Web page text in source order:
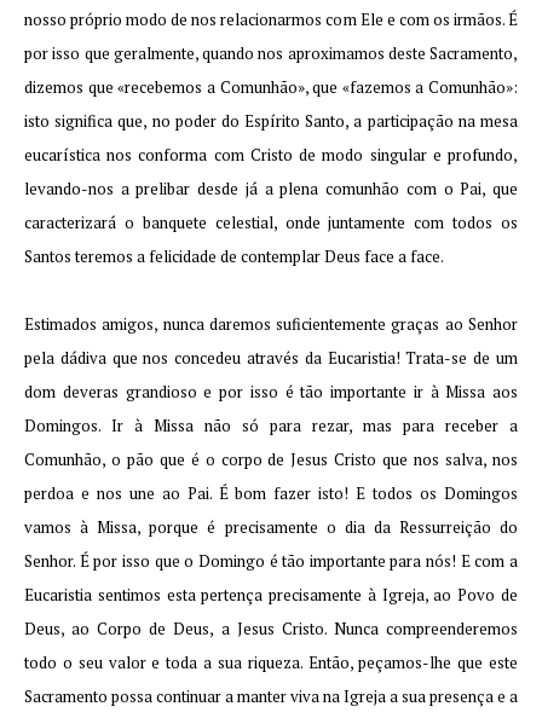
nosso próprio modo de nos relacionarmos com Ele e com os irmãos. É
por isso que geralmente, quando nos aproximamos deste Sacramento,
dizemos que «recebemos a Comunhão», que «fazemos a Comunhão»:
isto significa que, no poder do Espírito Santo, a participação na mesa
eucarística nos conforma com Cristo de modo singular e profundo,
levando-nos a prelibar desde já a plena comunhão com o Pai, que
caracterizará o banquete celestial, onde juntamente com todos os
Santos teremos a felicidade de contemplar Deus face a face.
Estimados amigos, nunca daremos suficientemente graças ao Senhor
pela dádiva que nos concedeu através da Eucaristia! Trata-se de um
dom deveras grandioso e por isso é tão importante ir à Missa aos
Domingos. Ir à Missa não só para rezar, mas para receber a
Comunhão, o pão que é o corpo de Jesus Cristo que nos salva, nos
perdoa e nos une ao Pai. É bom fazer isto! E todos os Domingos
vamos à Missa, porque é precisamente o dia da Ressurreição do
Senhor. É por isso que o Domingo é tão importante para nós! E com a
Eucaristia sentimos esta pertença precisamente à Igreja, ao Povo de
Deus, ao Corpo de Deus, a Jesus Cristo. Nunca compreenderemos
todo o seu valor e toda a sua riqueza. Então, peçamos-lhe que este
Sacramento possa continuar a manter viva na Igreja a sua presença e a